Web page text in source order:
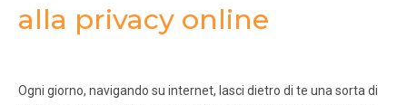
alla privacy online
Ogni giorno, navigando su internet, lasci dietro di te una sorta di